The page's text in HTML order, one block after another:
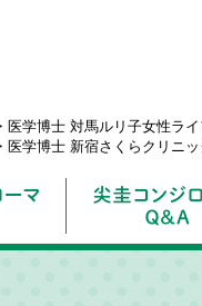
医学博士 対馬ルリ子女性ラ
医学博士 新宿さくらクリニ
はウイルス
性］